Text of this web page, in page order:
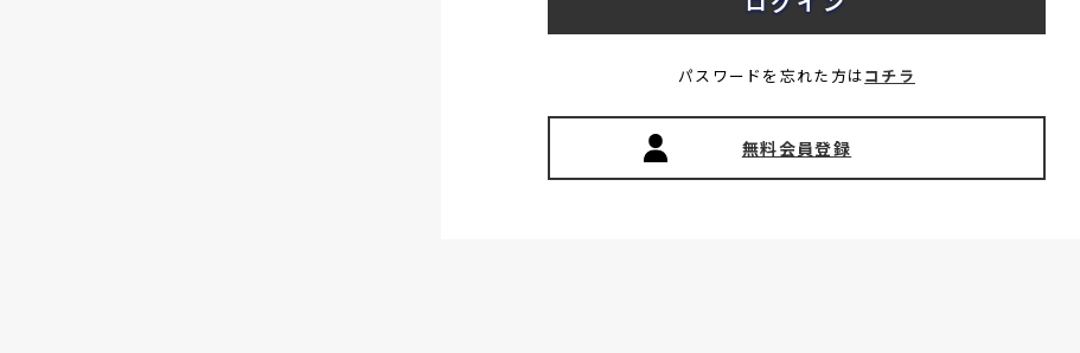
パスワードを忘れた方はコチラ
無料会員登録